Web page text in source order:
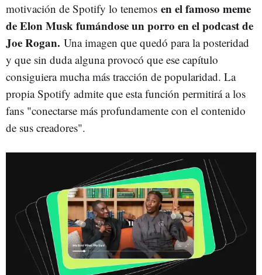
motivación de Spotify lo tenemos en el famoso meme
de Elon Musk fumándose un porro en el podcast de
Joe Rogan. Una imagen que quedó para la posteridad
y que sin duda alguna provocó que ese capítulo
consiguiera mucha más tracción de popularidad. La
propia Spotify admite que esta función permitirá a los
fans "conectarse más profundamente con el contenido
de sus creadores".